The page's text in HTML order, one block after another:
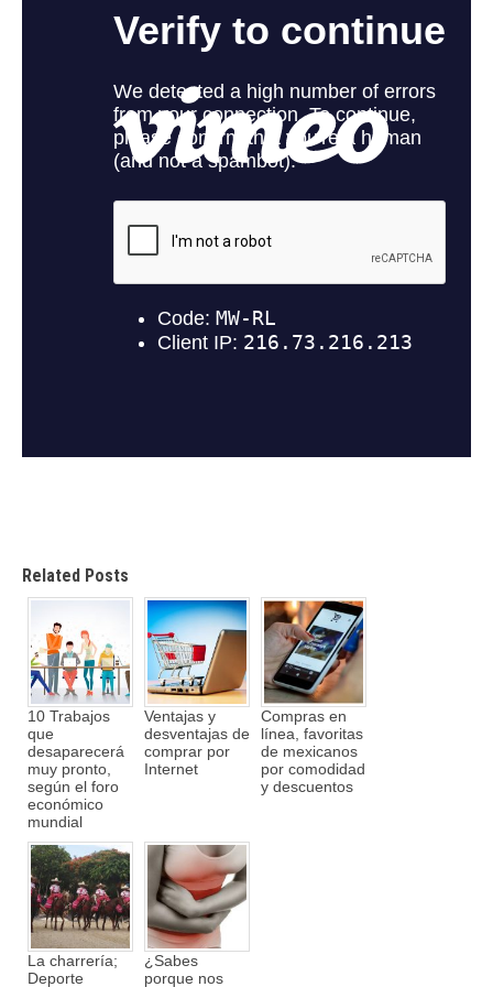
Related Posts
10 Trabajos
que
desaparecerá
muy pronto,
según el foro
económico
mundial
Ventajas y
desventajas de
comprar por
Internet
Compras en
línea, favoritas
de mexicanos
por comodidad
y descuentos
La charrería;
Deporte
¿Sabes
porque nos